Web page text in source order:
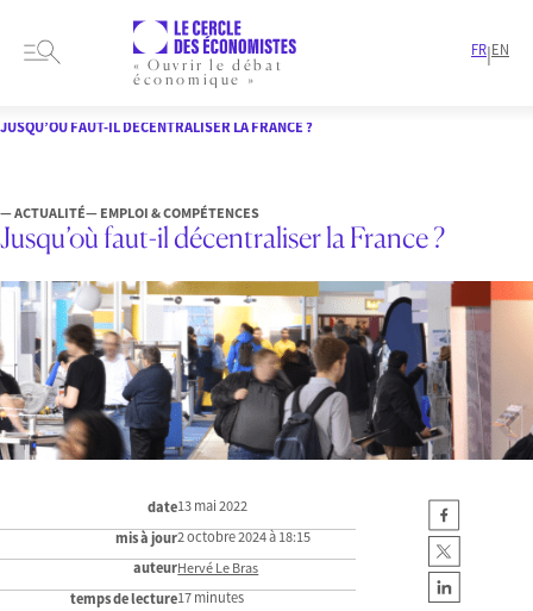
« Ouvrir le débat
économique »
FR|EN
JUSQU’OÙ FAUT-IL DÉCENTRALISER LA FRANCE ?
— ACTUALITÉ— EMPLOI & COMPÉTENCES
Jusqu’où faut-il décentraliser la France ?
date13 mai 2022
mis à jour2 octobre 2024 à 18:15
auteurHervé Le Bras
temps de lecture17 minutes